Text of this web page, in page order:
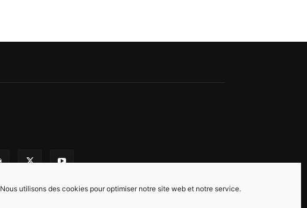
Nous utilisons des cookies pour optimiser notre site web et notre service.